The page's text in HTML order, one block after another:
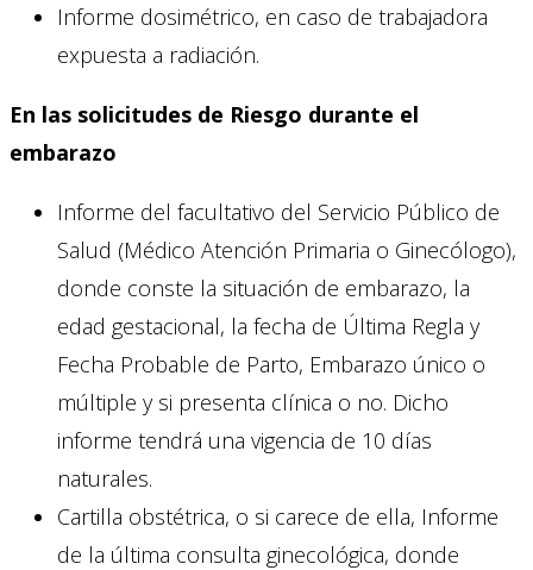
Informe dosimétrico, en caso de trabajadora
expuesta a radiación.
En las solicitudes de Riesgo durante el
embarazo
Informe del facultativo del Servicio Público de
Salud (Médico Atención Primaria o Ginecólogo),
donde conste la situación de embarazo, la
edad gestacional, la fecha de Última Regla y
Fecha Probable de Parto, Embarazo único o
múltiple y si presenta clínica o no. Dicho
informe tendrá una vigencia de 10 días
naturales.
Cartilla obstétrica, o si carece de ella, Informe
de la última consulta ginecológica, donde